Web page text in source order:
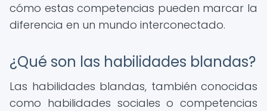
cómo estas competencias pueden marcar la
diferencia en un mundo interconectado.
¿Qué son las habilidades blandas?
Las habilidades blandas, también conocidas
como habilidades sociales o competencias